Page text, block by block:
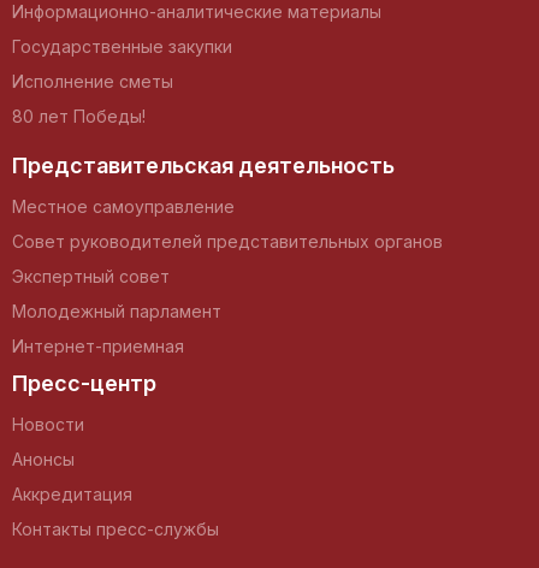
Информационно-аналитические материалы
Государственные закупки
Исполнение сметы
80 лет Победы!
Представительская деятельность
Местное самоуправление
Совет руководителей представительных органов
Экспертный совет
Молодежный парламент
Интернет-приемная
Пресс-центр
Новости
Анонсы
Аккредитация
Контакты пресс-службы